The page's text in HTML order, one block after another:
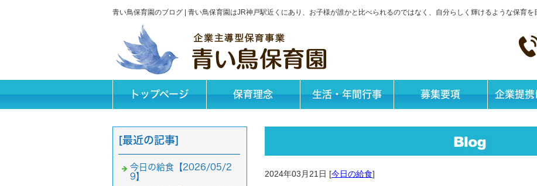
青い鳥保育園のブログ | 青い鳥保育園はJR神戸駅近くにあり、お子様が誰かと比べられるのではなく、自分らしく輝けるような保育を
トップページ 保育理念 生活・年間行事 募集要項 企業提携
2024年03月21日 [今日の給食]
[最近の記事]
今日の給食【2026/05/2
9】